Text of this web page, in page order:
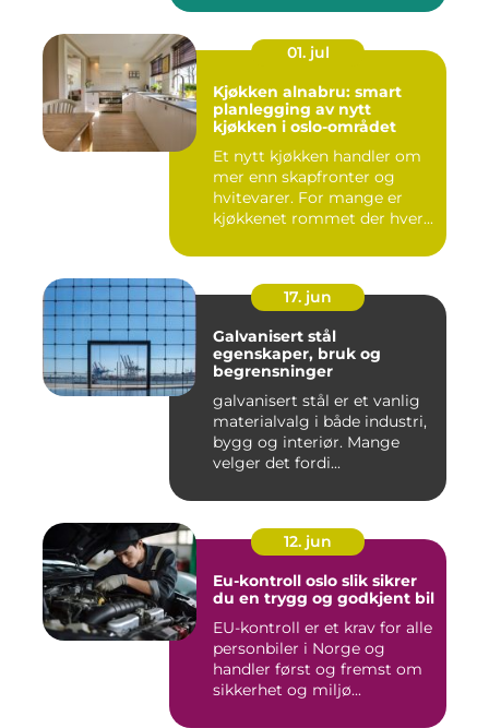
01. jul
Kjøkken alnabru: smart
planlegging av nytt
kjøkken i oslo-området
Et nytt kjøkken handler om
mer enn skapfronter og
hvitevarer. For mange er
kjøkkenet rommet der hver...
17. jun
Galvanisert stål
egenskaper, bruk og
begrensninger
galvanisert stål er et vanlig
materialvalg i både industri,
bygg og interiør. Mange
velger det fordi...
12. jun
Eu-kontroll oslo slik sikrer
du en trygg og godkjent bil
EU-kontroll er et krav for alle
personbiler i Norge og
handler først og fremst om
sikkerhet og miljø...